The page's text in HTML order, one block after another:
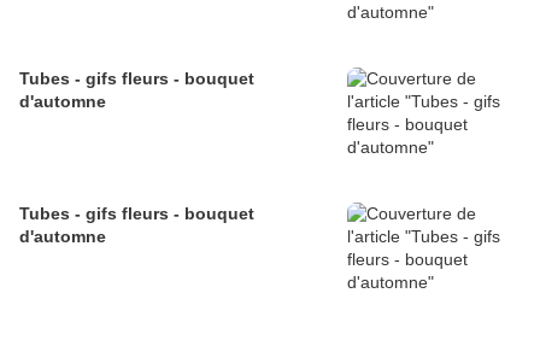
Tubes - gifs fleurs - bouquet
d'automne
Tubes - gifs fleurs - bouquet
d'automne